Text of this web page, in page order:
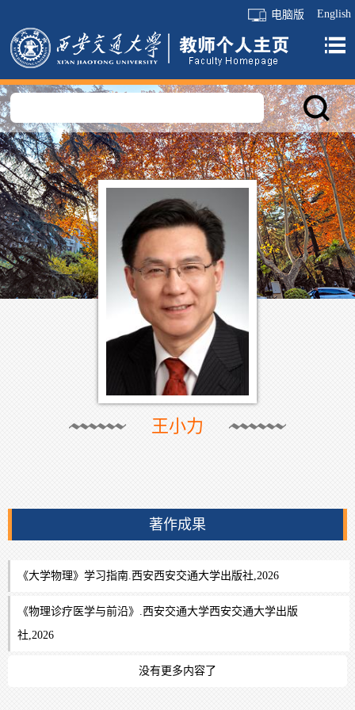
English
王小力
著作成果
《大学物理》学习指南.西安西安交通大学出版社,2026
《物理诊疗医学与前沿》.西安交通大学西安交通大学出版
社,2026
没有更多内容了
电脑版